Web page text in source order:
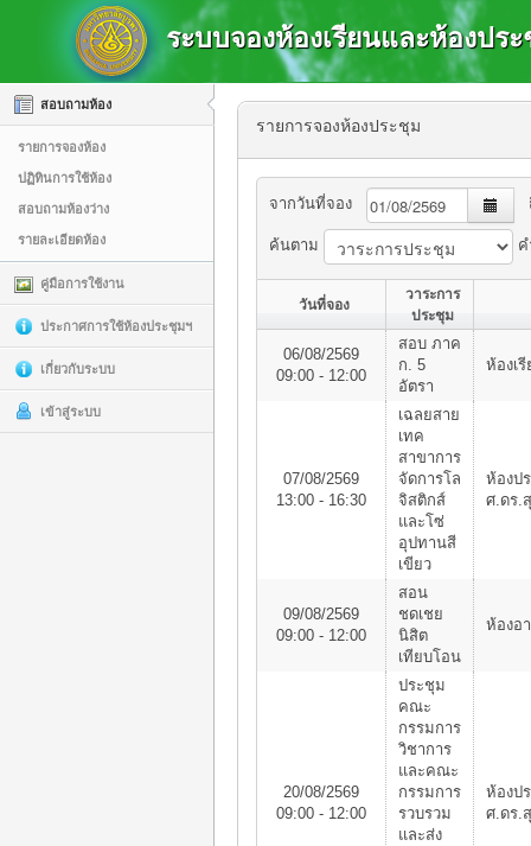
ระบบจองห้องเรียนและห้องป
สอบถามห้อง
รายการจองห้อง
ปฏิทินการใช้ห้อง
สอบถามห้องว่าง
รายละเอียดห้อง
คู่มือการใช้งาน
ประกาศการใช้ห้องประชุมฯ
เกี่ยวกับระบบ
เข้าสู่ระบบ
รายการจองห้องประชุม
จากวันที่จอง
ค้นตาม
วันที่จอง
วาระการ
ประชุม
06/08/2569
09:00 - 12:00
สอบ ภาค
ก. 5
อัตรา
ห้องเ
07/08/2569
13:00 - 16:30
เฉลยสาย
เทค
สาขาการ
จัดการโล
จิสติกส์
และโซ่
อุปทานสี
เขียว
ห้องป
ศ.ดร.
09/08/2569
09:00 - 12:00
สอน
ชดเชย
นิสิต
เทียบโอน
ห้องอ
20/08/2569
09:00 - 12:00
ประชุม
คณะ
กรรมการ
วิชาการ
และคณะ
กรรมการ
รวบรวม
และส่ง
ห้องป
ศ.ดร.